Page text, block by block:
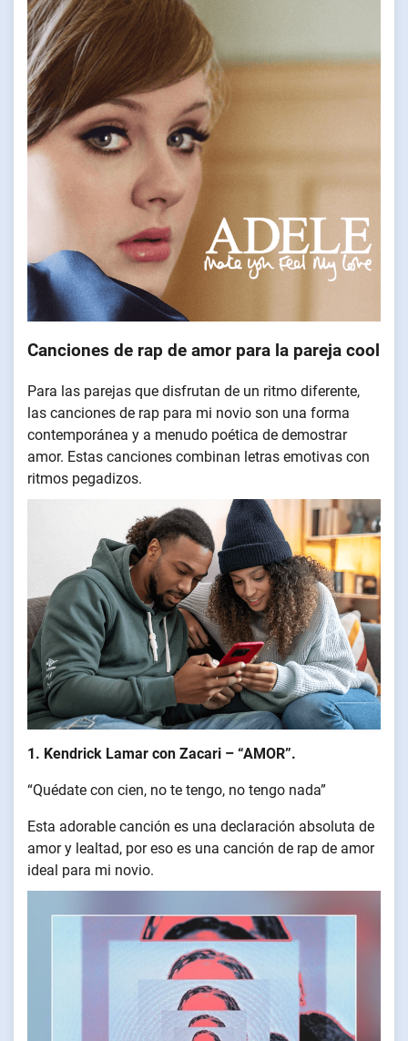
Canciones de rap de amor para la pareja cool
Para las parejas que disfrutan de un ritmo diferente,
las canciones de rap para mi novio son una forma
contemporánea y a menudo poética de demostrar
amor. Estas canciones combinan letras emotivas con
ritmos pegadizos.
1. Kendrick Lamar con Zacari – “AMOR”.
“Quédate con cien, no te tengo, no tengo nada”
Esta adorable canción es una declaración absoluta de
amor y lealtad, por eso es una canción de rap de amor
ideal para mi novio.